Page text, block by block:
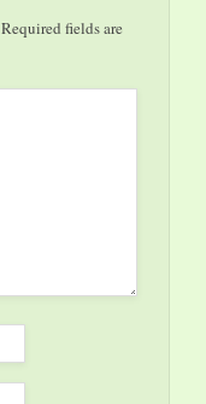
Required fields are